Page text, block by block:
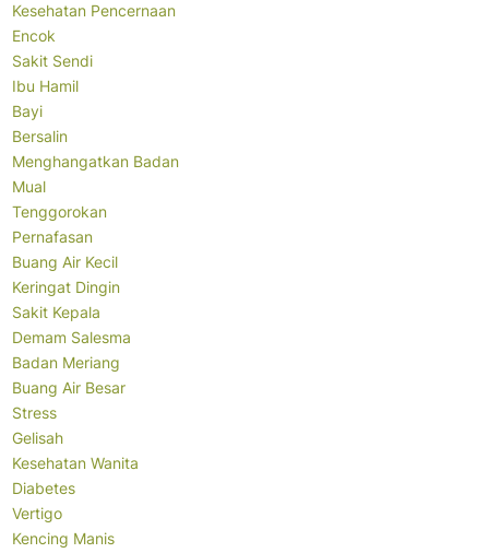
Kesehatan Pencernaan
Encok
Sakit Sendi
Ibu Hamil
Bayi
Bersalin
Menghangatkan Badan
Mual
Tenggorokan
Pernafasan
Buang Air Kecil
Keringat Dingin
Sakit Kepala
Demam Salesma
Badan Meriang
Buang Air Besar
Stress
Gelisah
Kesehatan Wanita
Diabetes
Vertigo
Kencing Manis